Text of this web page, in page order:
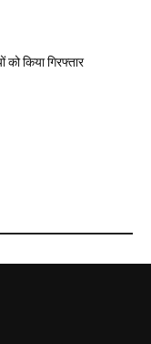
को किया गिरफ्तार